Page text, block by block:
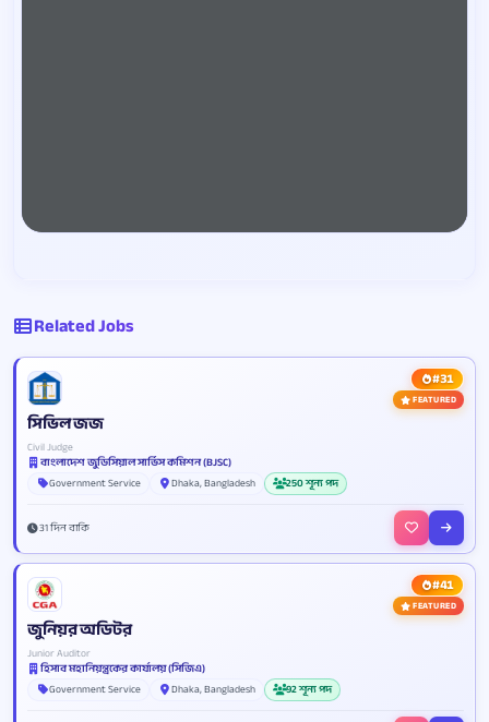
Related Jobs
#31
FEATURED
সিভিল জজ
Civil Judge
বাংলাদেশ জুডিসিয়াল সার্ভিস কমিশন (BJSC)
Government Service
Dhaka, Bangladesh 250 শূন্য পদ
31 দিন বাকি
#41
FEATURED
জুনিয়র অডিটর
Junior Auditor
হিসাব মহানিয়ন্ত্রকের কার্যালয় (সিজিএ)
Government Service
Dhaka, Bangladesh 92 শূন্য পদ